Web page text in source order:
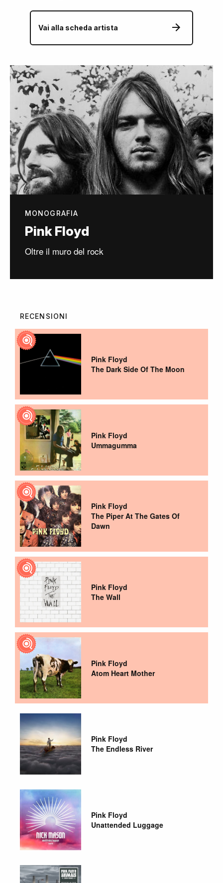
Vai alla scheda artista
MONOGRAFIA
Pink Floyd
Oltre il muro del rock
RECENSIONI
Pink Floyd
The Dark Side Of The Moon
Pink Floyd
Ummagumma
Pink Floyd
The Piper At The Gates Of
Dawn
Pink Floyd
The Wall
Pink Floyd
Atom Heart Mother
Pink Floyd
The Endless River
Pink Floyd
Unattended Luggage